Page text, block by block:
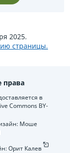
2025.
страницы.
права
в
Commons BY-
Моше
Орит Калев